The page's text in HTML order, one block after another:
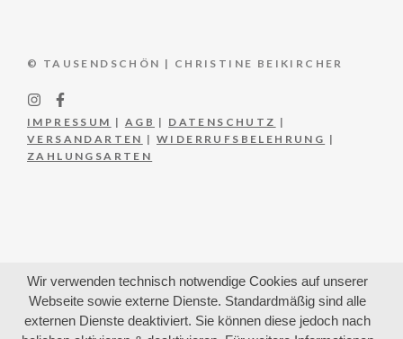
© TAUSENDSCHÖN | CHRISTINE BEIKIRCHER
IMPRESSUM | AGB | DATENSCHUTZ |
VERSANDARTEN |WIDERRUFSBELEHRUNG |
ZAHLUNGSARTEN
Wir verwenden technisch notwendige Cookies auf unserer
Webseite sowie externe Dienste. Standardmäßig sind alle
externen Dienste deaktiviert. Sie können diese jedoch nach